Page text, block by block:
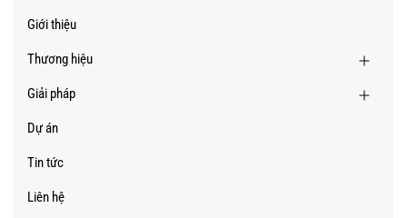
Giới thiệu
Thương hiệu
Giải pháp
Dự án
Tin tức
Liên hệ